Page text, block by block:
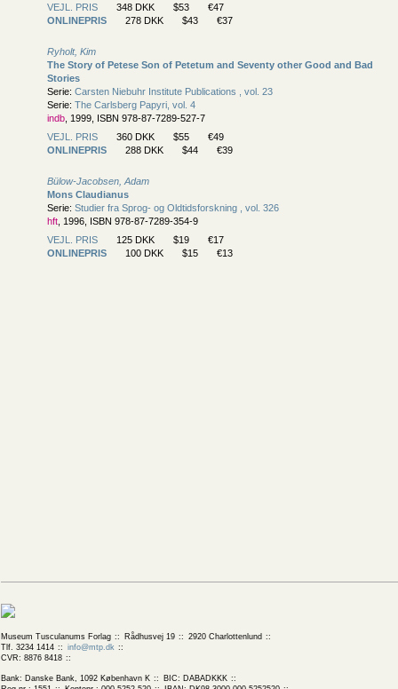
VEJL. PRIS
348 DKK $53
€47
ONLINEPRIS
278 DKK $43 €37
Ryholt, Kim
The Story of Petese Son of Petetum and Seventy other Good and Bad
Stories
Serie: Carsten Niebuhr Institute Publications , vol. 23
Serie: The Carlsberg Papyri, vol. 4
indb , 1999, ISBN 978-87-7289-527-7
VEJL. PRIS
360 DKK $55
€49
ONLINEPRIS
288 DKK $44 €39
Bülow-Jacobsen, Adam
Mons Claudianus
Serie: Studier fra Sprog- og Oldtidsforskning , vol. 326
hft , 1996, ISBN 978-87-7289-354-9
VEJL. PRIS
125 DKK $19
€17
ONLINEPRIS
100 DKK $15 €13
Museum Tusculanums Forlag Rådhusvej 19
2920 Charlottenlund
Tlf. 3234 1414
info@mtp.dk
CVR: 8876 8418
Bank: Danske Bank, 1092 København K
BIC: DABADKKK